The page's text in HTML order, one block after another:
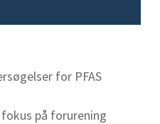
for PFAS
på forurening